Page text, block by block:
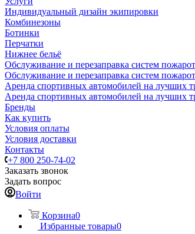
Индивидуальный дизайн экипировки
Комбинезоны
Ботинки
Перчатки
Нижнее бельё
Обслуживание и перезаправка систем
Обслуживание и перезаправка систем
Аренда спортивных автомобилей на лучших
Аренда спортивных автомобилей на лучших
Бренды
Как купить
Условия оплаты
Условия доставки
Контакты
+7 800 250-74-02
Заказать звонок
Задать вопрос
Войти
Корзина0
Избранные товары0